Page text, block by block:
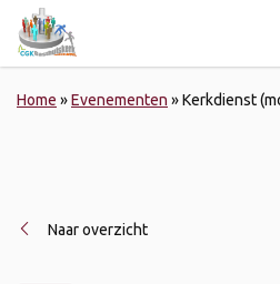
Home »Evenementen »Kerkdienst
Naar overzicht